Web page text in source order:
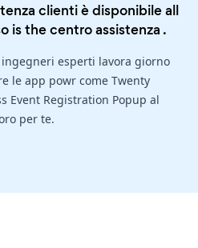
clienti è disponibile all
is thecentro assistenza .
esperti lavora giorno
le app powr come Twenty
Event Registration Popup al
per te.